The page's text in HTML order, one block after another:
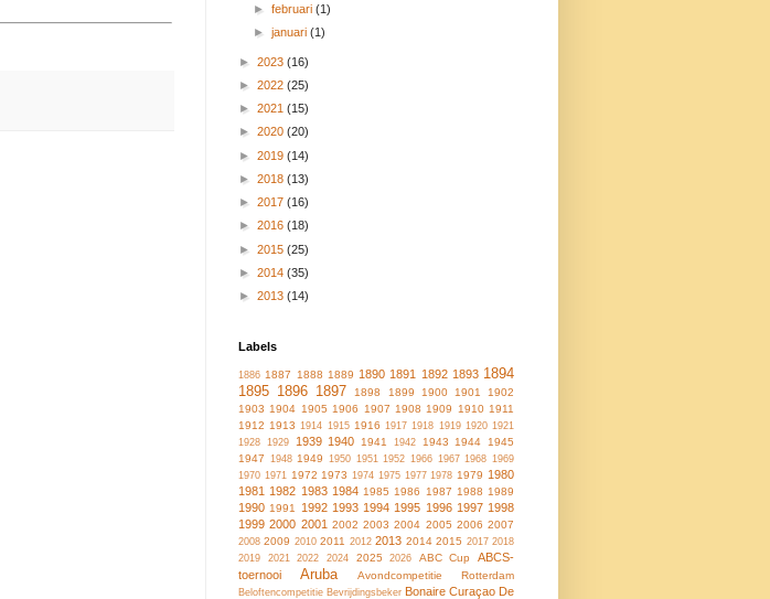
►februari(1)
►januari(1)
► 2023 (16)
► 2022 (25)
► 2021 (15)
► 2020 (20)
► 2019 (14)
► 2018 (13)
► 2017 (16)
► 2016 (18)
► 2015 (25)
► 2014 (35)
► 2013 (14)
Labels
1886 1887 1888 1889 1890 1891 1892 1893 1894
1895 1896 1897 1898 1899 1900 1901
1902
1903 1904 1905 1906 1907 1908 1909 1910 1911
1912 1913 1914 1915 1916 1917 1918 1919 1920 1921
1928
1929 1939 1940 1941 1942 1943 1944
1945
1947
1948 1949 1950 1951 1952 1966 1967 1968 1969
1970 1971 1972 1973 1974 1975 1977 1978 1979 1980
1981 1982 1983 1984 1985 1986 1987 1988 1989
1990 1991 1992 1993 1994 1995 1996 1997 1998
1999 2000 2001 2002 2003 2004 2005 2006 2007
2008 2009 2010 2011 2012 2013 2014 2015 2017 2018
2019
2021 2022 2024 2025 2026 ABC Cup
ABCS-
toernooi
Aruba Avondcompetitie Rotterdam
Beloftencompetitie Bevrijdingsbeker Bonaire Curaçao De